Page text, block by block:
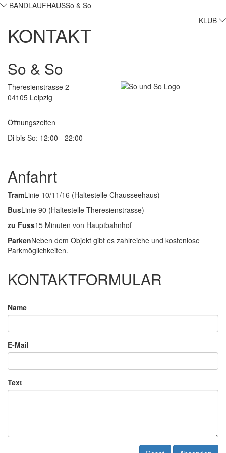
BANDLAUFHAUSSo & So
KLUB
KONTAKT
So & So
Theresienstrasse 2
04105 Leipzig
Öffnungszeiten
Di bis So: 12:00 - 22:00
Anfahrt
TramLinie 10/11/16 (Haltestelle Chausseehaus)
BusLinie 90 (Haltestelle Theresienstrasse)
zu Fuss15 Minuten von Hauptbahnhof
ParkenNeben dem Objekt gibt es zahlreiche und kostenlose
Parkmöglichkeiten.
KONTAKTFORMULAR
Name
E-Mail
Text